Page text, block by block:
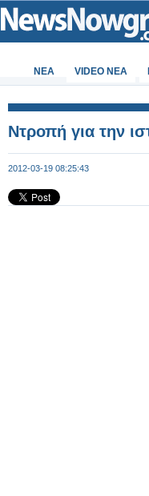
ΝΕΑ VIDEO NEA
Ντροπή για την
2012-03-19 08:25:43